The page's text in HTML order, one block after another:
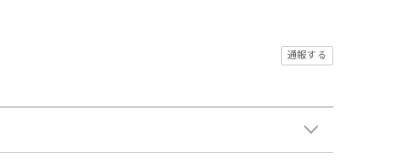
通報する